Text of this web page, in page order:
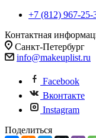
+7 (812) 967-25-
Контактная
Санкт-Петербург
info@makeuplist.ru
Facebook
Вконтакте
Instagram
Поделиться